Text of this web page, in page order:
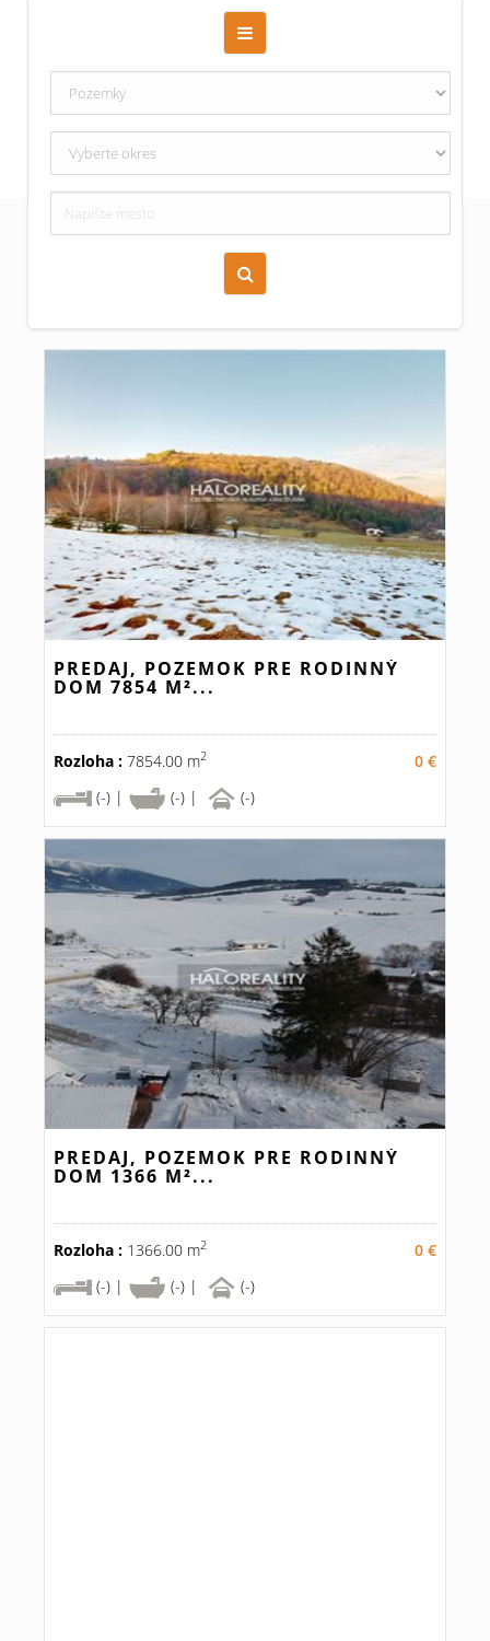
Zoraď podľa času pridania
PREDAJ, POZEMOK PRE RODINNÝ
DOM 7854 M²...
Rozloha : 7854.00 m2
0 €
(-) |
(-) | (-)
PREDAJ, POZEMOK PRE RODINNÝ
DOM 1366 M²...
Rozloha : 1366.00 m2
0 €
(-) |
(-) | (-)